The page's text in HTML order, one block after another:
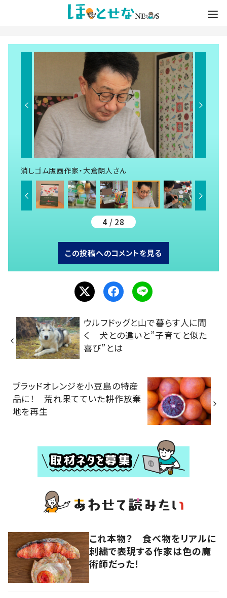
消しゴム版画作家・大倉朗人さん
4 / 28
この投稿へのコメントを見る
ウルフドッグと山で暮らす人に聞
く 犬との違いと”子育てと似た
喜び”とは
ブラッドオレンジを小豆島の特産
品に！ 荒れ果てていた耕作放棄
地を再生
これ本物？ 食べ物をリアルに
刺繍で表現する作家は色の魔
術師だった！